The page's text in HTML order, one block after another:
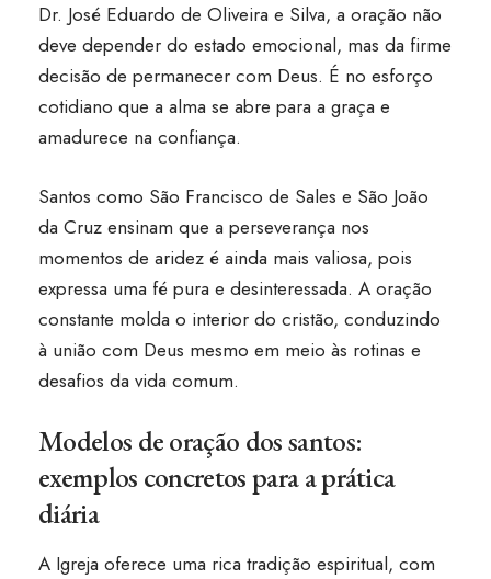
Dr. José Eduardo de Oliveira e Silva, a oração não
deve depender do estado emocional, mas da firme
decisão de permanecer com Deus. É no esforço
cotidiano que a alma se abre para a graça e
amadurece na confiança.
Santos como São Francisco de Sales e São João
da Cruz ensinam que a perseverança nos
momentos de aridez é ainda mais valiosa, pois
expressa uma fé pura e desinteressada. A oração
constante molda o interior do cristão, conduzindo
à união com Deus mesmo em meio às rotinas e
desafios da vida comum.
Modelos de oração dos santos:
exemplos concretos para a prática
diária
A Igreja oferece uma rica tradição espiritual, com